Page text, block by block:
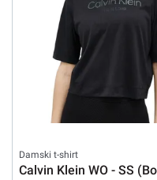
Damski t-shirt
Calvin Klein WO - SS